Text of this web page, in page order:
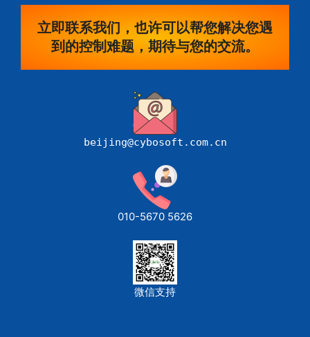
立即联系我们，也许可以帮您解决您遇
到的控制难题，期待与您的交流。
beijing@cybosoft.com.cn
010-5670 5626
微信支持